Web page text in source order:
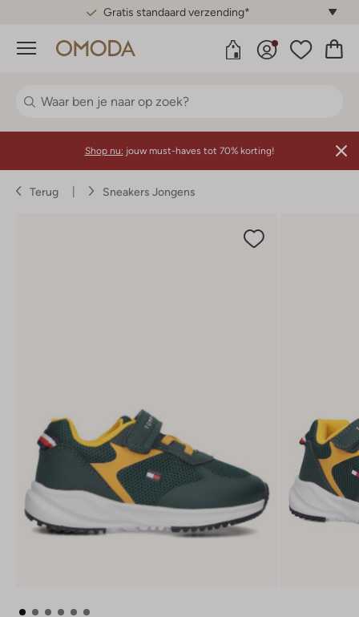
Gratis standaard verzending*
Menu
Shop nu: jouw must-haves tot 70% korting!
Terug Sneakers Jongens